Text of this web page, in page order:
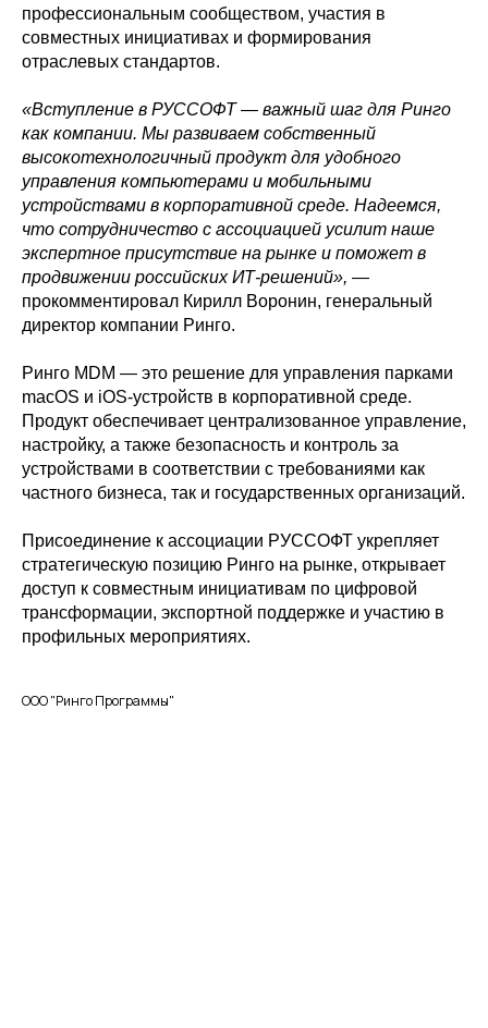
профессиональным сообществом, участия в
совместных инициативах и формирования
отраслевых стандартов.
«Вступление в РУССОФТ — важный шаг для Ринго
как компании. Мы развиваем собственный
высокотехнологичный продукт для удобного
управления компьютерами и мобильными
устройствами в корпоративной среде. Надеемся,
что сотрудничество с ассоциацией усилит наше
экспертное присутствие на рынке и поможет в
продвижении российских ИТ-решений», —
прокомментировал Кирилл Воронин, генеральный
директор компании Ринго.
Ринго MDM — это решение для управления парками
macOS и iOS-устройств в корпоративной среде.
Продукт обеспечивает централизованное управление,
настройку, а также безопасность и контроль за
устройствами в соответствии с требованиями как
частного бизнеса, так и государственных организаций.
Присоединение к ассоциации РУССОФТ укрепляет
стратегическую позицию Ринго на рынке, открывает
доступ к совместным инициативам по цифровой
трансформации, экспортной поддержке и участию в
профильных мероприятиях.
ООО "Ринго Программы"